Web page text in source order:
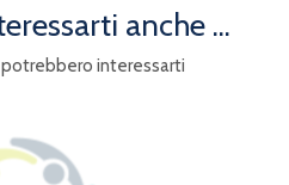
anche ...
interessarti